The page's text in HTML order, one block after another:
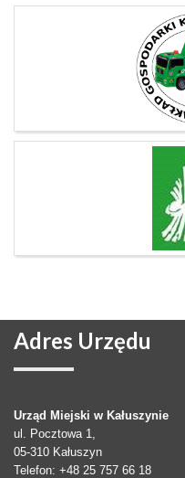
Adres Urzędu
Urząd Miejski w Kałuszynie
ul. Pocztowa 1,
05-310 Kałuszyn
Telefon: +48 25 757 66 18